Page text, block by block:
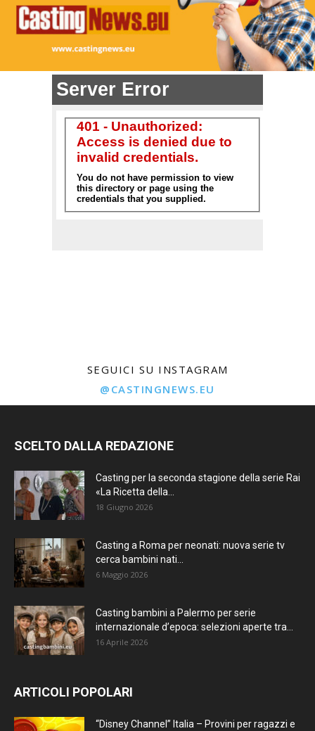
SEGUICI SU INSTAGRAM
@CASTINGNEWS.EU
SCELTO DALLA REDAZIONE
Casting per la seconda stagione della serie Rai
«La Ricetta della...
18 Giugno 2026
Casting a Roma per neonati: nuova serie tv
cerca bambini nati...
6 Maggio 2026
Casting bambini a Palermo per serie
internazionale d’epoca: selezioni aperte tra...
16 Aprile 2026
ARTICOLI POPOLARI
“Disney Channel” Italia – Provini per ragazzi e